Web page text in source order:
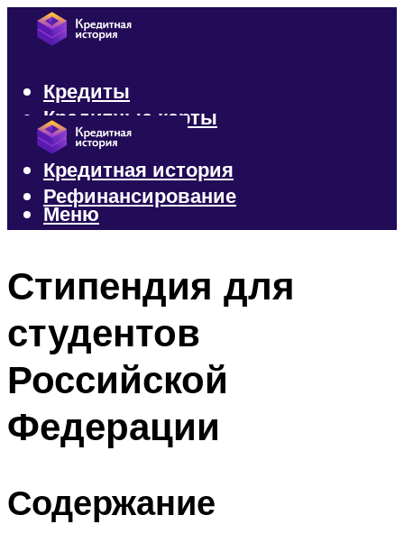
Кредиты
Кредитные карты
Микрозаймы
Кредитная история
Рефинансирование
Меню
Стипендия для
студентов
Российской
Федерации
Содержание